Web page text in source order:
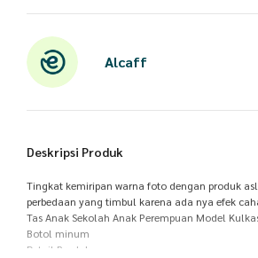
Alcaff
Deskripsi Produk
Tingkat kemiripan warna foto dengan produk
perbedaan yang timbul karena ada nya efek
Tas Anak Sekolah Anak Perempuan Model
Botol minum
Detail Produk